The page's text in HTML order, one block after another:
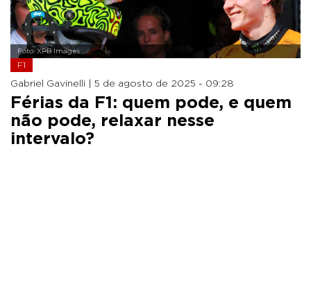
Foto: XPB Images
F1
Gabriel Gavinelli | 5 de agosto de 2025 - 09:28
Férias da F1: quem pode, e quem
não pode, relaxar nesse
intervalo?